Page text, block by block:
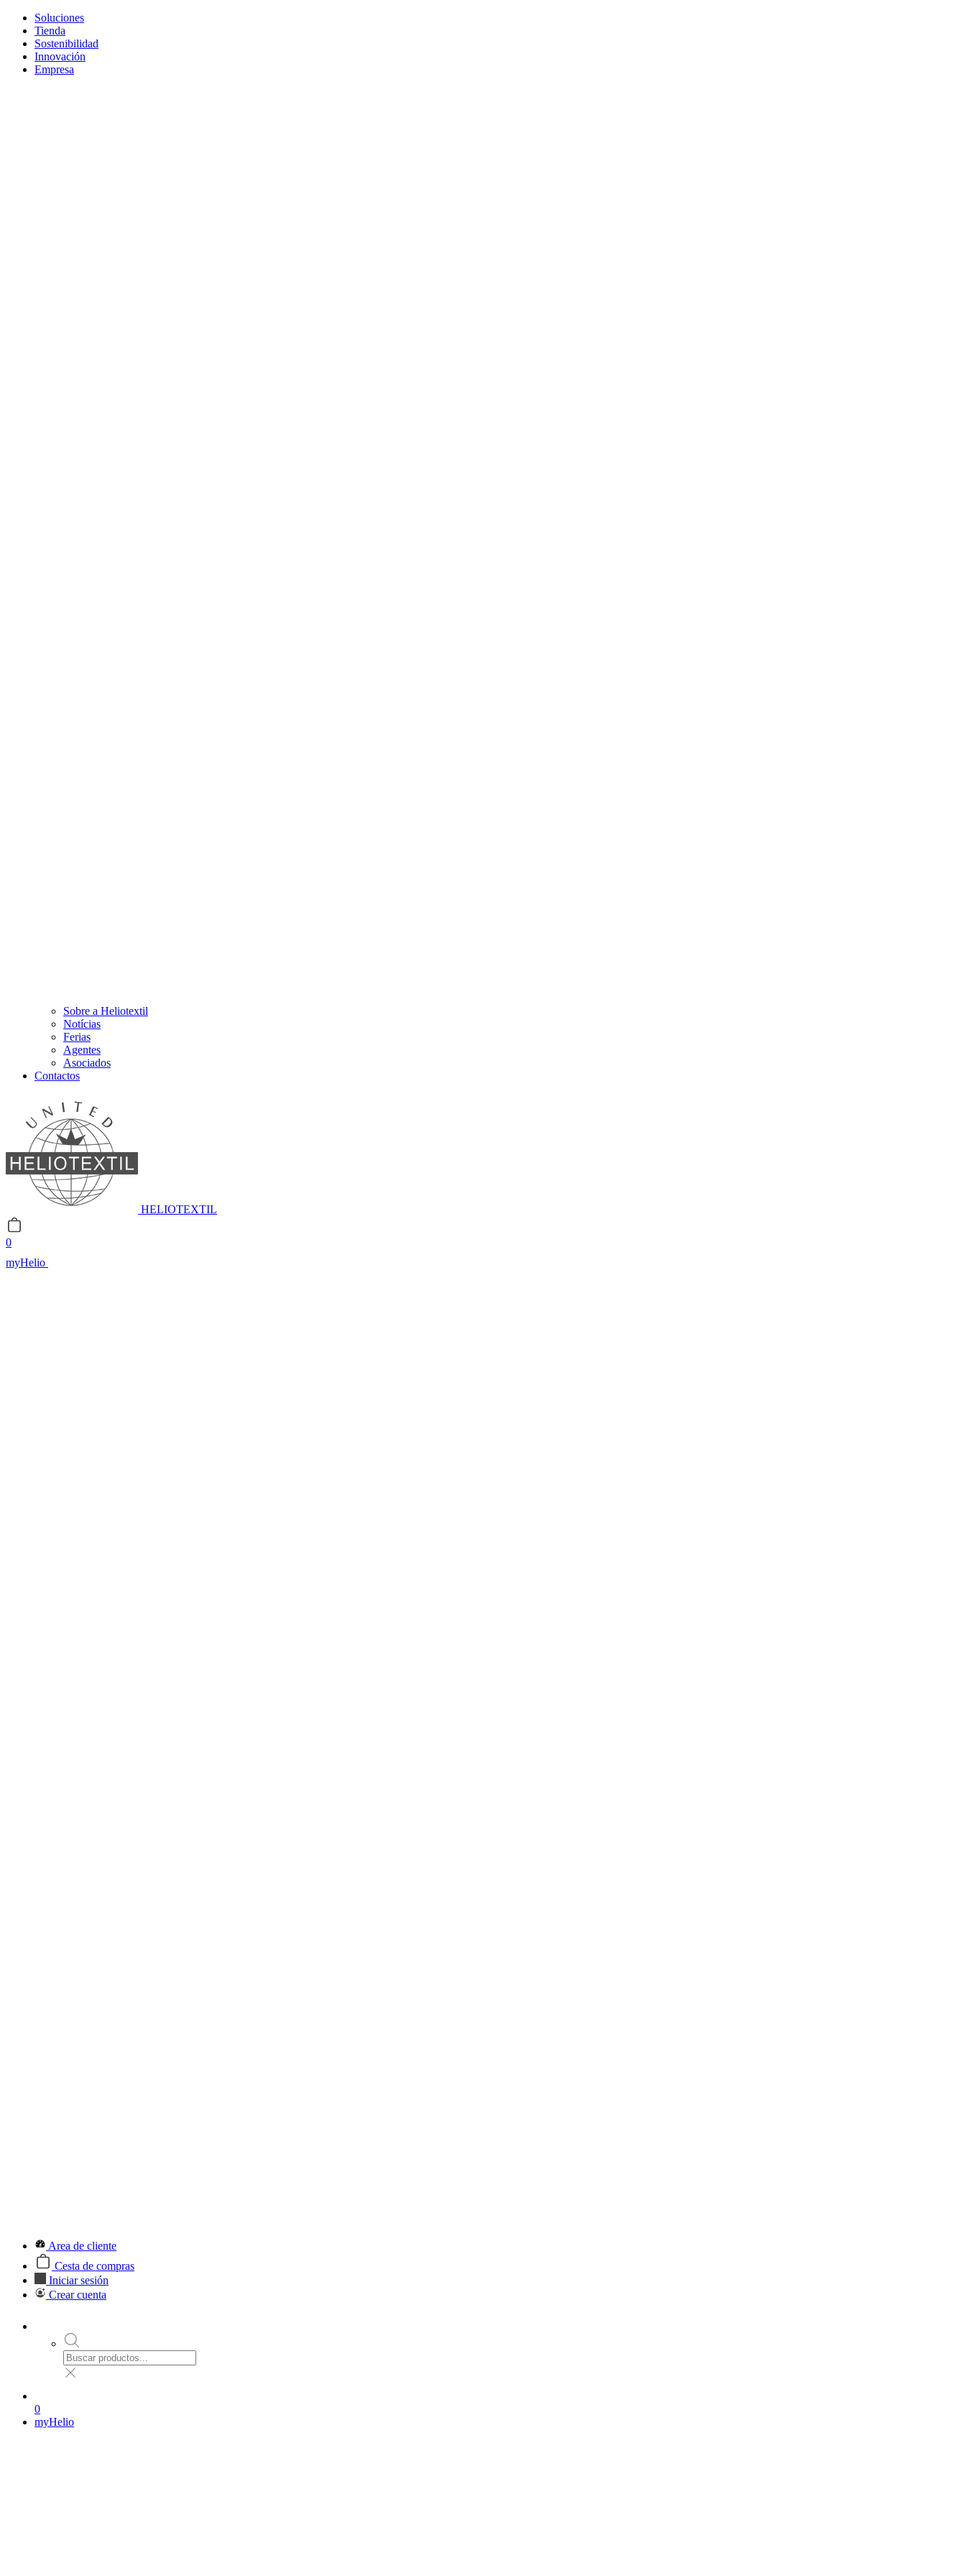
Soluciones
Tienda
Sostenibilidad
Innovación
Empresa
Sobre a Heliotextil
Notícias
Ferias
Agentes
Asociados
Contactos
HELIOTEXTIL
0
myHelio
Area de cliente
Cesta de compras
Iniciar sesión
Crear cuenta
0
myHelio